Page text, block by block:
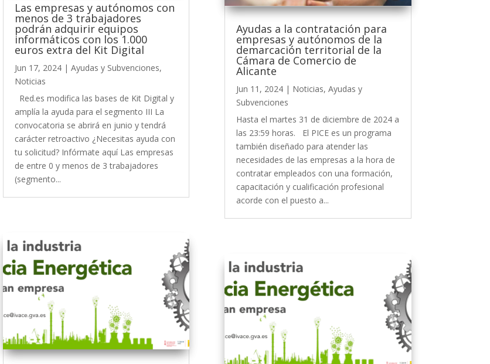
Las empresas y autónomos con
menos de 3 trabajadores
podrán adquirir equipos
informáticos con los 1.000
euros extra del Kit Digital
Jun 17, 2024| Ayudas y Subvenciones,
Noticias
Red.es modifica las bases de Kit Digital y
amplía la ayuda para el segmento III La
convocatoria se abrirá en junio y tendrá
carácter retroactivo ¿Necesitas ayuda con
tu solicitud? Infórmate aquí Las empresas
de entre 0 y menos de 3 trabajadores
(segmento...
Ayudas a la contratación para
empresas y autónomos de la
demarcación territorial de la
Cámara de Comercio de
Alicante
Jun 11, 2024| Noticias, Ayudas y
Subvenciones
Hasta el martes 31 de diciembre de 2024 a
las 23:59 horas. El PICE es un programa
también diseñado para atender las
necesidades de las empresas a la hora de
contratar empleados con una formación,
capacitación y cualificación profesional
acorde con el puesto a...